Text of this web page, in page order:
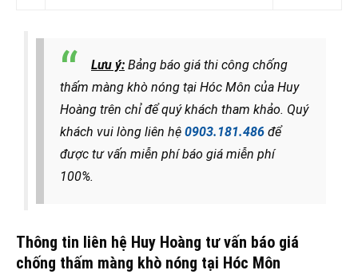
Lưu ý: Bảng báo giá thi công chống
thấm màng khò nóng tại Hóc Môn của Huy
Hoàng trên chỉ để quý khách tham khảo. Quý
khách vui lòng liên hệ 0903.181.486 để
được tư vấn miễn phí báo giá miễn phí
100%.
Thông tin liên hệ Huy Hoàng tư vấn báo giá
chống thấm màng khò nóng tại Hóc Môn